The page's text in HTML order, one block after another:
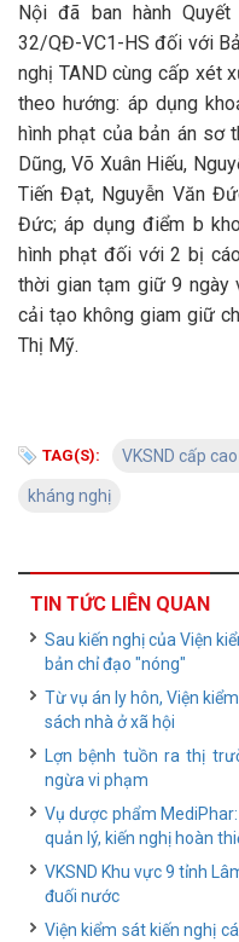
Nội đã ban hành
32/QĐ-VC1-HS đối với
nghị TAND cùng cấp xét
theo hướng: áp dụng
hình phạt của bản án sơ
Dũng, Võ Xuân Hiếu,
Tiến Đạt, Nguyễn Văn
Đức; áp dụng điểm b
hình phạt đối với 2 bị
thời gian tạm giữ 9 ngày
cải tạo không giam giữ
Thị Mỹ.
TAG(S): VKSND cấp
kháng nghị
TIN TỨC LIÊN QUAN
Sau kiến nghị của Viện
bản chỉ đạo "nóng"
Từ vụ án ly hôn, Viện
sách nhà ở xã hội
Lợn bệnh tuồn ra thị
ngừa vi phạm
Vụ dược phẩm
quản lý, kiến nghị hoàn
VKSND Khu vực 9 tỉnh
đuối nước
Viện kiểm sát kiến nghị